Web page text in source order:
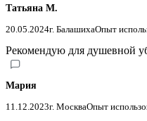
Татьяна М.
20.05.2024г. БалашихаОпыт
Рекомендую для душевной
Мария
11.12.2023г. МоскваОпыт